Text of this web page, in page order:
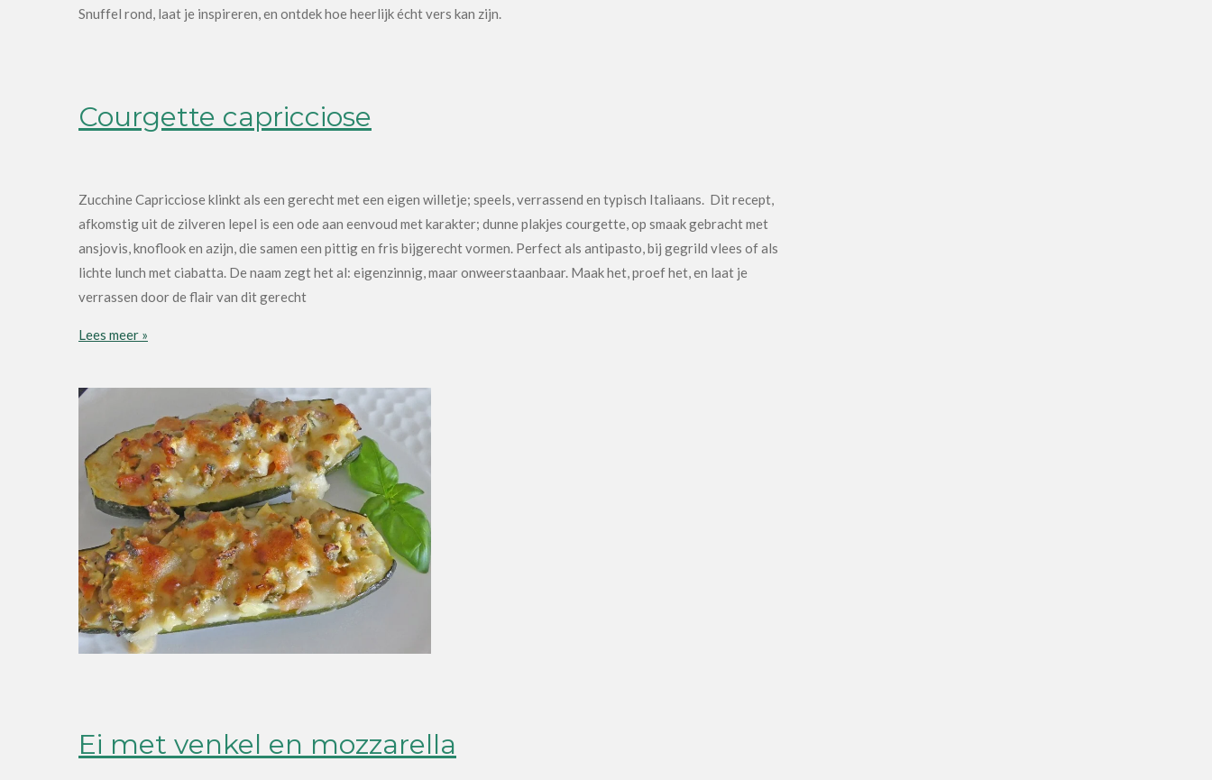
Snuffel rond, laat je inspireren, en ontdek hoe heerlijk écht vers kan zijn.
Courgette capricciose
Zucchine Capricciose klinkt als een gerecht met een eigen willetje; speels, verrassend en typisch Italiaans. Dit recept,
afkomstig uit de zilveren lepel is een ode aan eenvoud met karakter; dunne plakjes courgette, op smaak gebracht met
ansjovis, knoflook en azijn, die samen een pittig en fris bijgerecht vormen. Perfect als antipasto, bij gegrild vlees of als
lichte lunch met ciabatta. De naam zegt het al: eigenzinnig, maar onweerstaanbaar. Maak het, proef het, en laat je
verrassen door de flair van dit gerecht
Lees meer »
Ei met venkel en mozzarella